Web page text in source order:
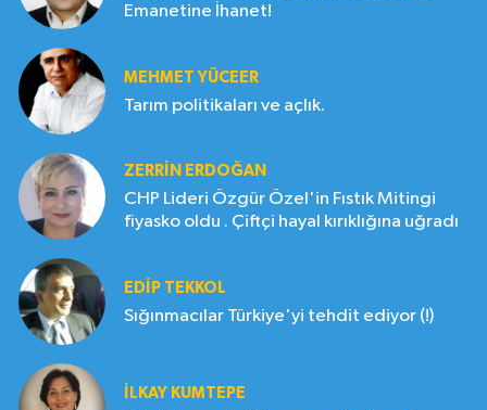
Emanetine İhanet!
MEHMET YÜCEER
Tarım politikaları ve açlık.
ZERRIN ERDOĞAN
CHP Lideri Özgür Özel'in Fıstık Mitingi
fiyasko oldu . Çiftçi hayal kırıklığına uğradı
EDIP TEKKOL
Sığınmacılar Türkiye'yi tehdit ediyor (!)
İLKAY KUMTEPE